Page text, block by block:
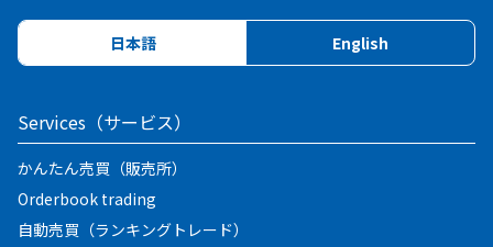
日本語 English
Services（サービス）
かんたん売買（販売所）
Orderbook trading
自動売買（ランキングトレード）